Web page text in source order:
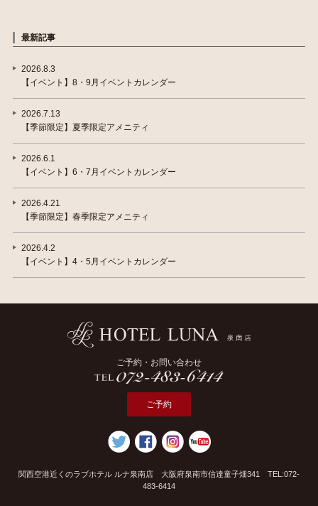
最新記事
2026.8.3
【イベント】8・9月イベントカレンダー
2026.7.13
【季節限定】夏季限定アメニティ
2026.6.1
【イベント】6・7月イベントカレンダー
2026.4.21
【季節限定】春季限定アメニティ
2026.4.2
【イベント】4・5月イベントカレンダー
ご予約・お問い合わせ
ご予約
関西空港近くのラブホテル ルナ泉南店 大阪府泉南市信達童子畑341 TEL:072-
483-6414